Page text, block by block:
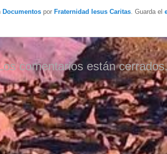
Documentos por Fraternidad Iesus Caritas . Guarda el
comentarios están